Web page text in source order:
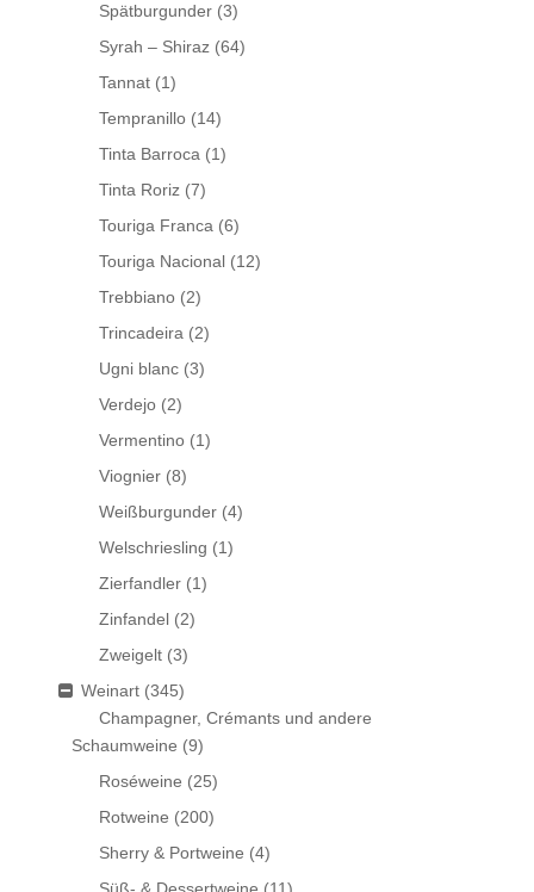
Spätburgunder (3)
Syrah – Shiraz (64)
Tannat (1)
Tempranillo (14)
Tinta Barroca (1)
Tinta Roriz (7)
Touriga Franca (6)
Touriga Nacional (12)
Trebbiano (2)
Trincadeira (2)
Ugni blanc (3)
Verdejo (2)
Vermentino (1)
Viognier (8)
Weißburgunder (4)
Welschriesling (1)
Zierfandler (1)
Zinfandel (2)
Zweigelt (3)
Weinart (345)
Champagner, Crémants und andere
Schaumweine (9)
Roséweine (25)
Rotweine (200)
Sherry & Portweine (4)